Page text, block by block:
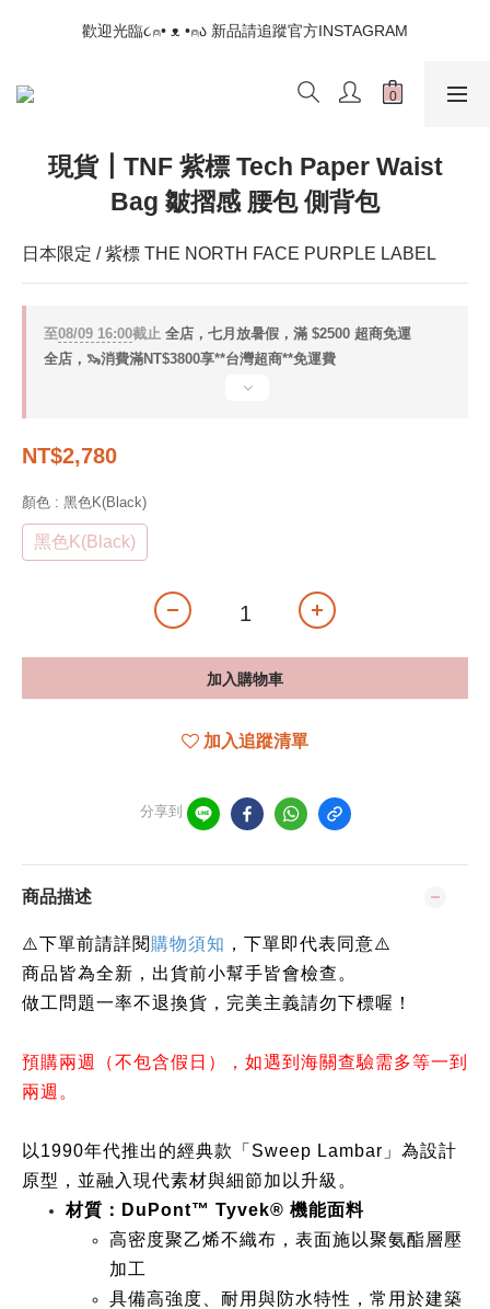
📣如果遇到結帳沒有反應，請另開瀏覽器 (不要直接從ig連結網站
下單)
歡迎光臨૮⍝• ᴥ •⍝ა 新品請追蹤官方INSTAGRAM
📣如果遇到結帳沒有反應，請另開瀏覽器 (不要直接從ig連結網站
現貨┃TNF 紫標 Tech Paper Waist
Bag 皺摺感 腰包 側背包
日本限定 / 紫標 THE NORTH FACE PURPLE LABEL
至08/09 16:00截止 全店，七月放暑假，滿 $2500 超商免運
全店，🦦消費滿NT$3800享**台灣超商**免運費
NT$2,780
顏色 : 黑色K(Black)
黑色K(Black)
加入購物車
加入追蹤清單
分享到
商品描述
⚠️下單前請詳閱 購物須知 ，下單即代表同意⚠️
商品皆為全新，出貨前小幫手皆會檢查。
做工問題一率不退換貨，完美主義請勿下標喔！
預購兩週（不包含假日），如遇到海關查驗需多等一到
兩週。
以1990年代推出的經典款「Sweep Lambar」為設計
原型，並融入現代素材與細節加以升級。
材質：DuPont™ Tyvek® 機能面料
高密度聚乙烯不織布，表面施以聚氨酯層壓
加工
具備高強度、耐用與防水特性，常用於建築